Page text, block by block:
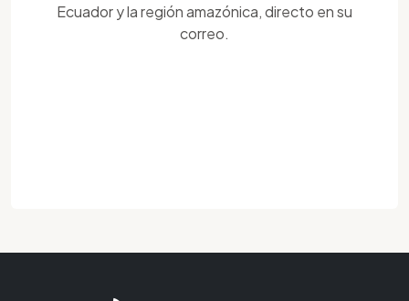
Ecuador y la región amazónica, directo en su
correo.